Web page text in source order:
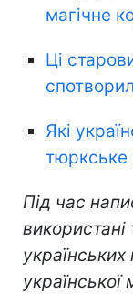
магічне
Ці
Які
Під час